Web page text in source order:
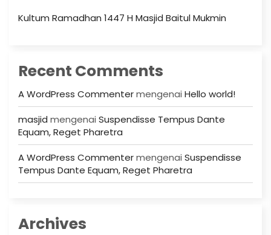
Kultum Ramadhan 1447 H Masjid Baitul Mukmin
Recent Comments
A WordPress Commentermengenai Hello world!
masjid mengenai Suspendisse Tempus Dante
Equam, Reget Pharetra
A WordPress Commentermengenai Suspendisse
Tempus Dante Equam, Reget Pharetra
Archives